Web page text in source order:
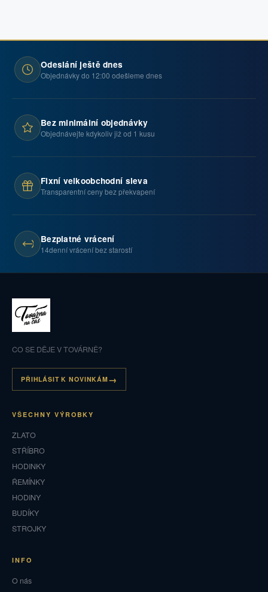
Odeslání ještě dnes
Objednávky do 12:00 odešleme dnes
Bez minimální objednávky
Objednávejte kdykoliv již od 1 kusu
Fixní velkoobchodní sleva
Transparentní ceny bez překvapení
Bezplatné vrácení
14denní vrácení bez starostí
CO SE DĚJE V TOVÁRNĚ?
PŘIHLÁSIT K NOVINKÁM
VŠECHNY VÝROBKY
ZLATO
STŘÍBRO
HODINKY
ŘEMÍNKY
HODINY
BUDÍKY
STROJKY
INFO
O nás